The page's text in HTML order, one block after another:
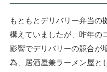
もともとデリバリー弁当の
構えていましたが、昨年の
影響でデリバリーの競合が
為、居酒屋兼ラーメン屋と